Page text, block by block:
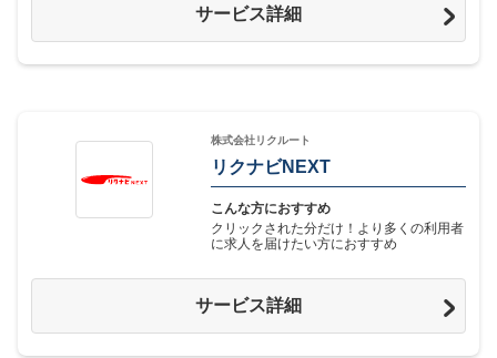
サービス詳細
株式会社リクルート
リクナビNEXT
こんな方におすすめ
クリックされた分だけ！より多くの利用者
に求人を届けたい方におすすめ
サービス詳細